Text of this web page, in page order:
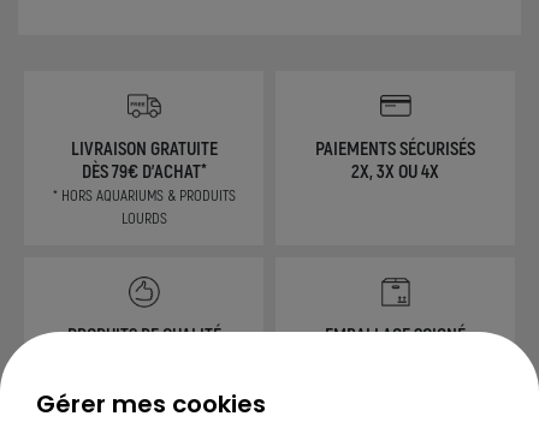
LIVRAISON GRATUITE
DÈS 79€ D'ACHAT*
* HORS AQUARIUMS & PRODUITS
LOURDS
PAIEMENTS SÉCURISÉS
2X, 3X OU 4X
PRODUITS DE QUALITÉ EMBALLAGE SOIGNÉ
Gérer mes cookies